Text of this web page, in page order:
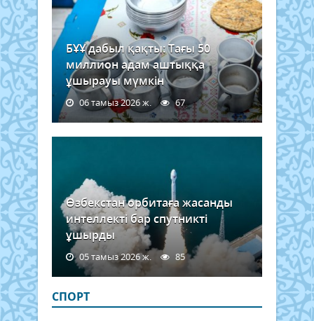
БҰҰ дабыл қақты: Тағы 50
миллион адам аштыққа
ұшырауы мүмкін
06 тамыз 2026 ж. 67
Өзбекстан орбитаға жасанды
интеллекті бар спутникті
ұшырды
05 тамыз 2026 ж. 85
СПОРТ